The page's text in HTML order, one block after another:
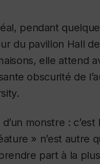
pendant
du pavillon Hall
elle attend
obscurité de
monstre :
» n’est autre
part à la